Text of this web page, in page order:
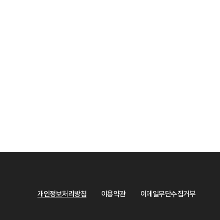
개인정보처리방침 이용약관 이메일무단수집거부